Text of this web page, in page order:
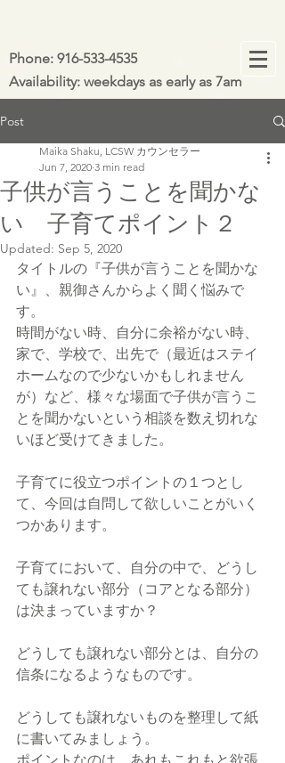
Availability: weekdays as early as 7am
Phone: 916-533-4535
Post
子供が言うことを聞かな
い 子育てポイント２
Maika Shaku, LCSW カウンセラー
Jun 7, 2020 3 min read
Updated: Sep 5, 2020
タイトルの『子供が言うことを聞かな
い』、親御さんからよく聞く悩みで
す。
時間がない時、自分に余裕がない時、
家で、学校で、出先で（最近はステイ
ホームなので少ないかもしれません
が）など、様々な場面で子供が言うこ
とを聞かないという相談を数え切れな
いほど受けてきました。
子育てに役立つポイントの１つとし
て、今回は自問して欲しいことがいく
つかあります。
子育てにおいて、自分の中で、どうし
ても譲れない部分（コアとなる部分）
は決まっていますか？
どうしても譲れない部分とは、自分の
信条になるようなものです。
どうしても譲れないものを整理して紙
に書いてみましょう。